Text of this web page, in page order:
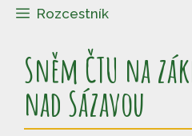
Rozcestník
Sněm ČTU na
nad Sázavou